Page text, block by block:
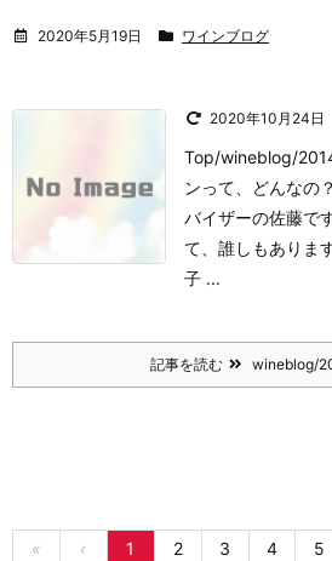
2020年5月19日 ワインブログ
2020年10月24日
Top/wineblog/
ンって、どんなの？
バイザーの佐藤で
て、誰しもありま
子 ...
記事を読む wineblog/
« ‹ 1 2 3 4 5